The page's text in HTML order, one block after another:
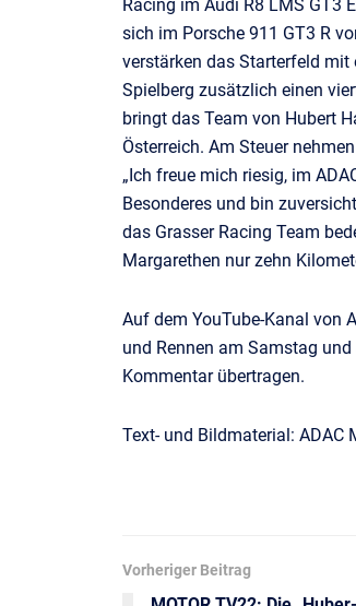
Racing im Audi R8 LMS GT3
sich im Porsche 911 GT3 R
verstärken das Starterfeld mit
Spielberg zusätzlich einen
bringt das Team von Hubert
Österreich. Am Steuer
„Ich freue mich riesig, im
Besonderes und bin
das Grasser Racing Team
Margarethen nur zehn
Auf dem YouTube-Kanal von
und Rennen am Samstag
Kommentar übertragen.
Text- und Bildmaterial: ADAC
Vorheriger Beitrag